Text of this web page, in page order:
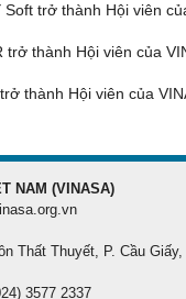
trở thành Hội viên
thành Hội viên của
thành Hội viên của
NAM (VINASA)
Thất Thuyết, P. Cầu Giấy,
3577 2337